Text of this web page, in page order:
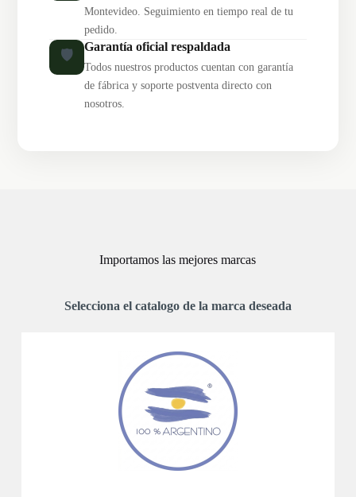
Montevideo. Seguimiento en tiempo real de tu
pedido.
🛡️
Garantía oficial respaldada
Todos nuestros productos cuentan con garantía
de fábrica y soporte postventa directo con
nosotros.
Importamos las mejores marcas
Selecciona el catalogo de la marca deseada